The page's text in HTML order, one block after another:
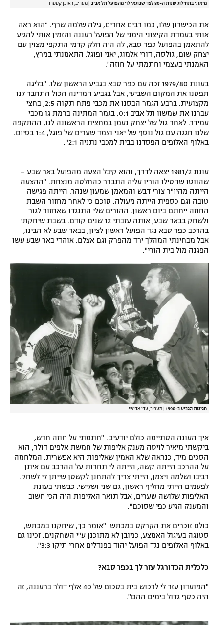
מימוני בתחילת שנות ה-80 לצד שבתאי לוי מהפועל תל אביב מעריב, ראובן קסטרו
את הכישרון שלו, כמו רבים אחרים, גילה שלמה שרף. "הוא ראה
אותי בעמדת הקיצוני הימני של הפועל רעננה והזמין אותי להגיע
להתאמן בהפועל כפר סבא, לה היה חלק קדמי התקפי מצוין עם
יצחק שום, גולסה, דורי אלמוג, יאני ופוגל. התאמנתי במרץ,
האמנתי בעצמי וחתמתי על חוזה".
בעונת 1979/80 זכה עם כפר סבא בגביע הראשון שלו. "בליגה
תפסנו את המקום השביעי, אבל בגביע המדינה הכול התחבר לנו
מקצועית. ברבע הגמר הבסנו את מכבי פתח תקוה 2:5, בחצי
עברנו את שמשון תל אביב 0:1, בגמר המתינה ברמת גן מכבי
עמידר. לאחר גול של יצחק נעמן במחצית הראשונה לנו, ההתקפה
שלנו חגגה עם גול נוסף של יאני וצמד שערים של פוגל, 1:4 בסיום.
באלוף האלופים הפסדנו בבית למכבי נתניה 2:1".
עונת 1981/2 יצאה לדרך, והוא קיבל הצעה מהפועל באר שבע –
שהווטו שהטילו הוריו עליה התברר כהחלטה מנצחת. "ההצעה
הייתה מהיו"ר צורי דבש והמאמן שמעון שנהר. הייתה פגישה
טובה וגם כספית הייתה מעולה. סוכם כי לאחר מחזור השבת
החוזה ייחתם ביום ראשון. ההורים שלי התנגדו שאחזור לגור
ולשחק בבאר שבע, אותה עזבתי 12 שנים קודם. בשבת שיחקתי
בהרכב כפר סבא נגד הפועל ראשון לציון, בבאר שבע לא הבינו,
אבל מבחינתי המהלך ירד מהפרק וגם אצלם. אוהדי באר שבע עשו
הפגנה מול בית הורי".
חגיגות הגביע ב-1990 מעריב, עדי אבישי
איך העונה הסתיימה כולם יודעים. "חתמתי על חוזה חדש,
ביקשתי מיאיר לויטה מענק אליפות של חמשת אלפים דולר, הוא
הסכים מיד, כנראה שלא האמין שאליפות היא אפשרית. המלחמה
על ההרכב הייתה קשה, הייתה לי תחרות על ההרכב עם איתן
רביבו ושלמה ויצמן, הייתי צריך להתחנן לקשטן שייתן לי לשחק.
לפעמים הייתי מחליף ראשון, גם שני ושלישי. כבשתי בעונת
האליפות שלושה שערים, אבל תואר האליפות היה הכי חשוב
והמענק הגיע כפי שסוכם".
כולם זוכרים את הקרקס במכתש. "אומר כך, שיחקנו במכתש,
סטנגה בעיגול האמצע, כמובן לא מתוכנן ע"י השחקנים. זכינו גם
באלוף האלופים נגד הפועל יהוד בפנדלים אחרי תיקו 3:3".
כלכלית הכדורגל עזר לך בכפר סבא?
"המועדון עזר לי לרכוש בית בסכום של 40 אלף דולר ברעננה, זה
היה כסף גדול בימים ההם".